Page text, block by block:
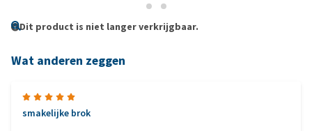
Dit product is niet langer verkrijgbaar.
Wat anderen zeggen
smakelijke brok